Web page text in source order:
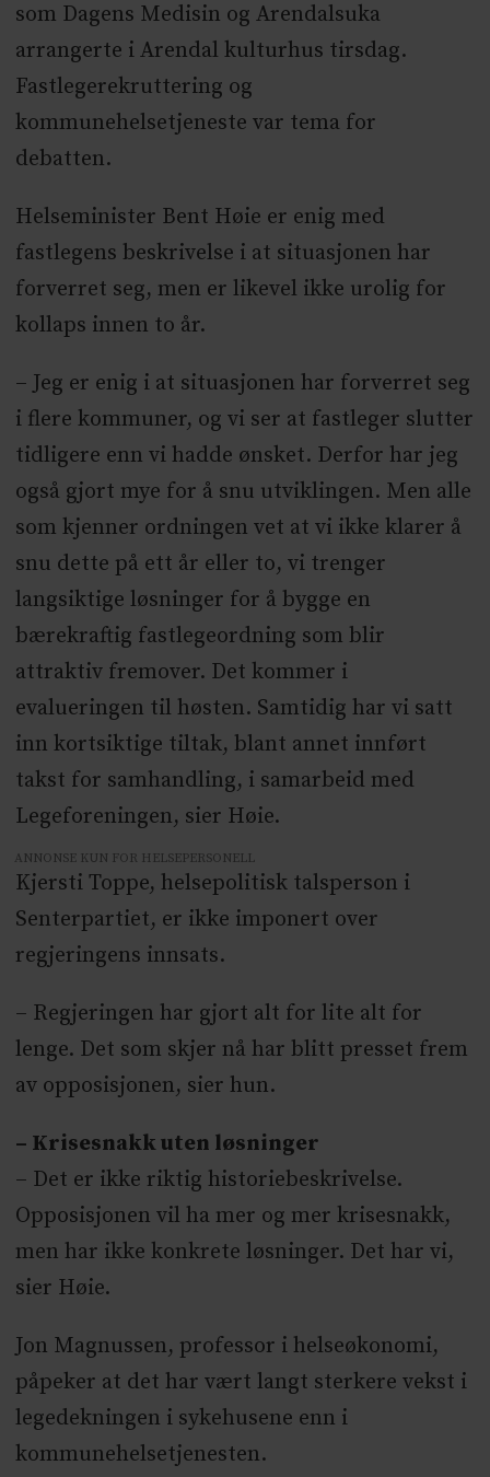
som Dagens Medisin og Arendalsuka
arrangerte i Arendal kulturhus tirsdag.
Fastlegerekruttering og
kommunehelsetjeneste var tema for
debatten.
Helseminister Bent Høie er enig med
fastlegens beskrivelse i at situasjonen har
forverret seg, men er likevel ikke urolig for
kollaps innen to år.
– Jeg er enig i at situasjonen har forverret seg
i flere kommuner, og vi ser at fastleger slutter
tidligere enn vi hadde ønsket. Derfor har jeg
også gjort mye for å snu utviklingen. Men alle
som kjenner ordningen vet at vi ikke klarer å
snu dette på ett år eller to, vi trenger
langsiktige løsninger for å bygge en
bærekraftig fastlegeordning som blir
attraktiv fremover. Det kommer i
evalueringen til høsten. Samtidig har vi satt
inn kortsiktige tiltak, blant annet innført
takst for samhandling, i samarbeid med
Legeforeningen, sier Høie.
ANNONSE KUN FOR HELSEPERSONELL
Kjersti Toppe, helsepolitisk talsperson i
Senterpartiet, er ikke imponert over
regjeringens innsats.
– Regjeringen har gjort alt for lite alt for
lenge. Det som skjer nå har blitt presset frem
av opposisjonen, sier hun.
– Krisesnakk uten løsninger
– Det er ikke riktig historiebeskrivelse.
Opposisjonen vil ha mer og mer krisesnakk,
men har ikke konkrete løsninger. Det har vi,
sier Høie.
Jon Magnussen, professor i helseøkonomi,
påpeker at det har vært langt sterkere vekst i
legedekningen i sykehusene enn i
kommunehelsetjenesten.